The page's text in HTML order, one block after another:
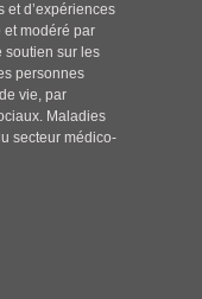
et d’expériences
et modéré par
soutien sur les
personnes
vie, par
Maladies
secteur médico-